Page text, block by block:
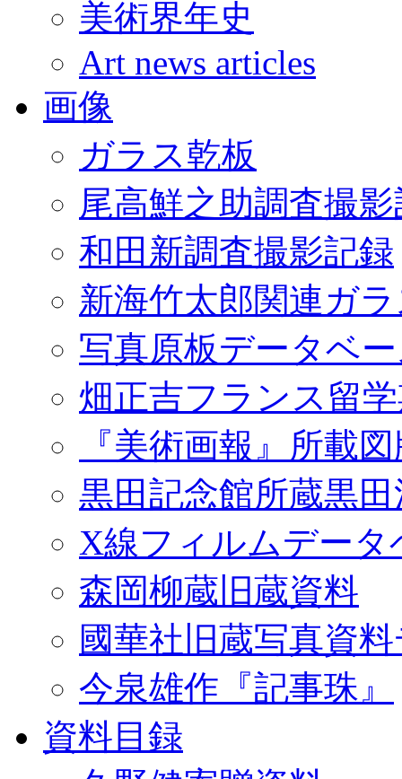
美術界年史
Art news articles
画像
ガラス乾板
尾高鮮之助調査撮
和田新調査撮影記録
新海竹太郎関連ガ
写真原板データベ
畑正吉フランス留
『美術画報』所載
黒田記念館所蔵黒
X線フィルムデータ
森岡柳蔵旧蔵資料
國華社旧蔵写真資
今泉雄作『記事珠』
資料目録